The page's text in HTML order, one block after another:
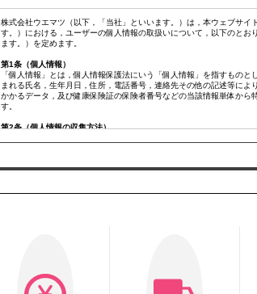
株式会社ウエマツ（以下，「当社」といいます。）は，本ウェブサイ
す。）における，ユーザーの個人情報の取扱いについて，以下のと
ます。）を定めます。
第1条（個人情報）
「個人情報」とは，個人情報保護法にいう「個人情報」を指すもの
まれる氏名，生年月日，住所，電話番号，連絡先その他の記述等に
かかるデータ，及び健康保険証の保険者番号などの当該情報単体から
す。
第2条（個人情報の収集方法）
｢提携先｣といいます。）などから収集することがあります。
広告，宣伝，マーケティングへの活用のため
利用規約に違反したユーザーや，不正・不当な目的でサービスを利